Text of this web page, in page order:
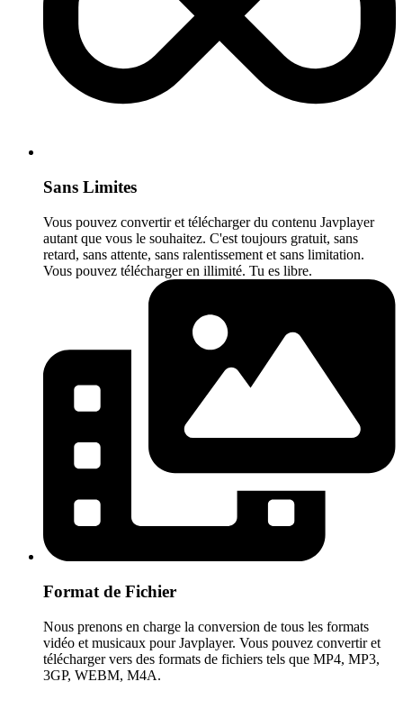
Sans Limites
Vous pouvez convertir et télécharger du contenu Javplayer
autant que vous le souhaitez. C'est toujours gratuit, sans
retard, sans attente, sans ralentissement et sans limitation.
Vous pouvez télécharger en illimité. Tu es libre.
Format de Fichier
Nous prenons en charge la conversion de tous les formats
vidéo et musicaux pour Javplayer. Vous pouvez convertir et
télécharger vers des formats de fichiers tels que MP4, MP3,
3GP, WEBM, M4A.